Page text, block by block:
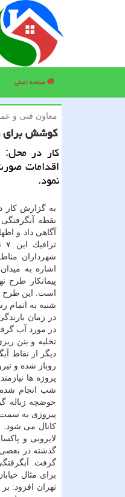
صفحه اصلی
معاون فنی و
كوشش برای رفع
كار در محل:
اقدامات
نمود.
نقطه
آگاهی داد و
شهرداران
اشاره به
پیمانكار طرح
است. این طرح
شنبه به
در زمان
تخلیه و بتن
دیگر از نقاط
شب انجام شده
حوضچه زباله
لایروبی و
گرفت.
برای مثال